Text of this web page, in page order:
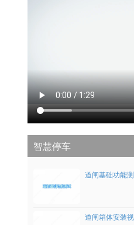
智慧停车
道闸基础功能
道闸箱体安装